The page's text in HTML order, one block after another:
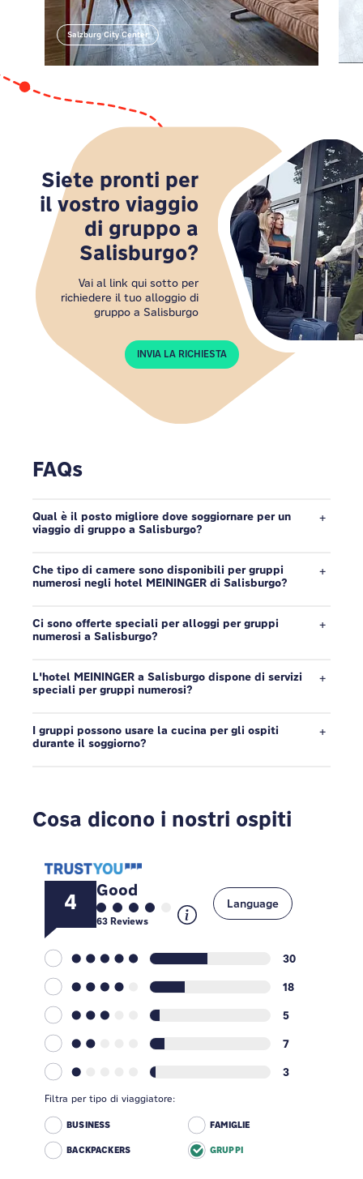
Salzburg City Center
Salzburg City Center
Siete pronti per
il vostro viaggio
di gruppo a
Salisburgo?
Vai al link qui sotto per
richiedere il tuo alloggio di
gruppo a Salisburgo
INVIA LA RICHIESTA
FAQs
Qual è il posto migliore dove soggiornare per un
viaggio di gruppo a Salisburgo?
Che tipo di camere sono disponibili per gruppi
numerosi negli hotel MEININGER di Salisburgo?
Ci sono offerte speciali per alloggi per gruppi
numerosi a Salisburgo?
L'hotel MEININGER a Salisburgo dispone di servizi
speciali per gruppi numerosi?
I gruppi possono usare la cucina per gli ospiti
durante il soggiorno?
Cosa dicono i nostri ospiti
4 Good
63Reviews
30
18
5
7
3
Language
Filtra per tipo di viaggiatore:
BUSINESS FAMIGLIE
BACKPACKERS GRUPPI